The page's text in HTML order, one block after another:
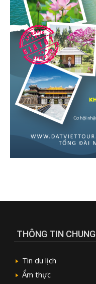
THÔNG TIN CHUNG
Tin du lịch
Ẩm thực